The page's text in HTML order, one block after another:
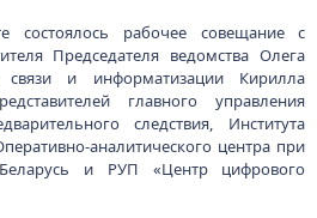
состоялось рабочее совещание с
Председателя ведомства Олега
и информатизации Кирилла
главного управления
следствия, Института
аналитического центра при
Беларусь и РУП «Центр цифрового